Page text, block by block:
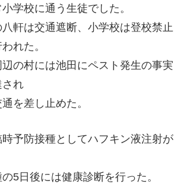
学校に通う生徒でした。
軒は交通遮断、小学校は登校禁止
れた。
の村には池田にペスト発生の事実
され
を差し止めた。
予防接種としてハフキン液注射が
5日後には健康診断を行った。